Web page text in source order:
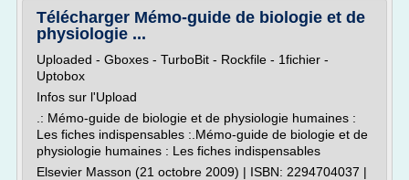
Télécharger Mémo-guide de biologie et de
physiologie ...
Uploaded - Gboxes - TurboBit - Rockfile - 1fichier -
Uptobox
Infos sur l'Upload
.: Mémo-guide de biologie et de physiologie humaines :
Les fiches indispensables :.Mémo-guide de biologie et de
physiologie humaines : Les fiches indispensables
Elsevier Masson (21 octobre 2009) | ISBN: 2294704037 |